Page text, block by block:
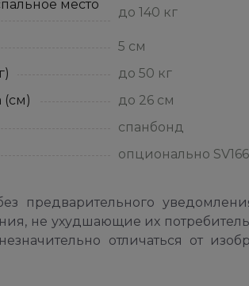
место
до 140 кг
5 см
до 50 кг
(см)
до 26 см
спанбонд
опционально
предварительного
не ухудшающие их
отличаться от